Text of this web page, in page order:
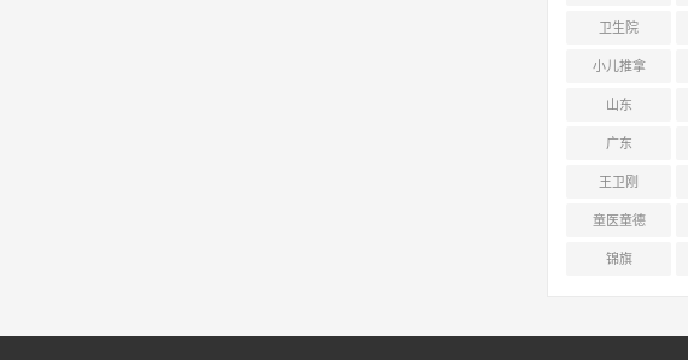
卫生院
小儿推拿
山东
广东
王卫刚
童医童德
锦旗